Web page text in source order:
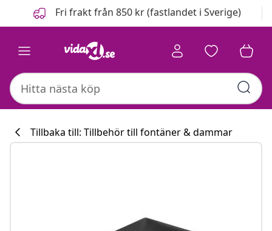
FöregåendeFri frakt från 850 kr (fastlandet i Sverige)
Tillbaka till: Tillbehör till fontäner & dammar